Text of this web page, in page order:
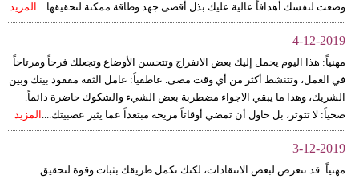
وضعت لنفسك أهدافاً عالية عليك بذل أقصى جهد وطاقة ممكنة لتحقيقها.... المزيد
4-12-2019
مهنياً: هذا اليوم يحمل إليك بعض الانفراج وتتحسن الأوضاع وتجعلك فرحاً ومرتاحاً
في العمل، وتتنشط أكثر من أي وقت مضى. عاطفياً: عامل الثقة مفقود بينك وبين
الشريك، وهذا ما يبقي الاجواء مضطربة بعض الشيء والشكوك حاضرة دائماً.
صحياً: لا تتوتر، بل حاول أن تمضي أوقاتاً مريحة مبتعداً عما يثير عصبيتك.... المزيد
3-12-2019
مهنياً: قد تتعرض لبعض الانتقادات، لكنك تكمل طريقك بثبات وقوة لتحقيق